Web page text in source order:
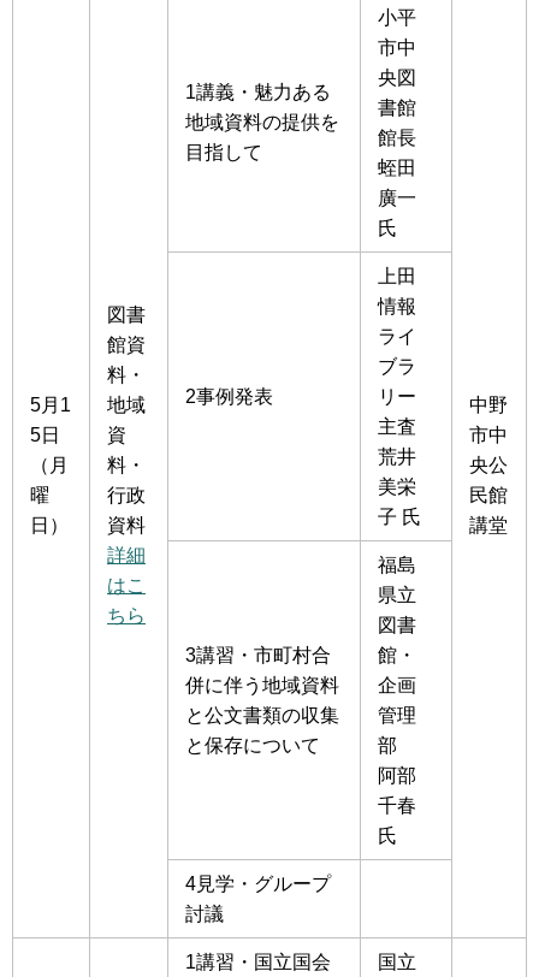
5月1
5日
（月
曜
日）
図書
館資
料・
地域
資
料・
行政
資料
詳細
はこ
ちら
1講義・魅力ある
地域資料の提供を
目指して
小平
市中
央図
書館
館長
蛭田
廣一
氏
中野
市中
央公
民館
講堂
2事例発表
上田
情報
ライ
ブラ
リー
主査
荒井
美栄
子 氏
3講習・市町村合
併に伴う地域資料
と公文書類の収集
と保存について
福島
県立
図書
館・
企画
管理
部
阿部
千春
氏
4見学・グループ
討議
1講習・国立国会
国立